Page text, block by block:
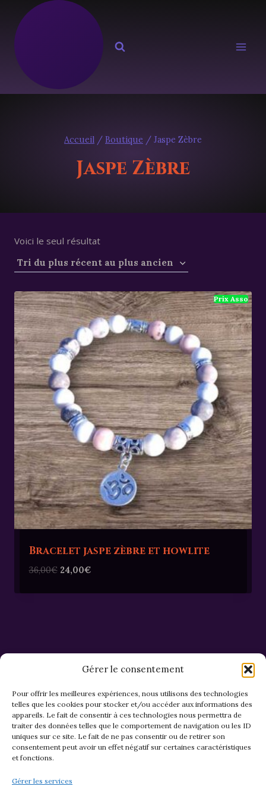
Gérer le consentement
Pour offrir les meilleures expériences, nous utilisons des technologies
telles que les cookies pour stocker et/ou accéder aux informations des
appareils. Le fait de consentir à ces technologies nous permettra de
traiter des données telles que le comportement de navigation ou les ID
uniques sur ce site. Le fait de ne pas consentir ou de retirer son
consentement peut avoir un effet négatif sur certaines caractéristiques
et fonctions.
Gérer les services
contenu
Accueil / Boutique / Jaspe Zèbre
Jaspe Zèbre
Voici le seul résultat
Bracelet jaspe zèbre et howlite
36,00€ Le
initial
24,00€Le
actuel
CGV et Retours